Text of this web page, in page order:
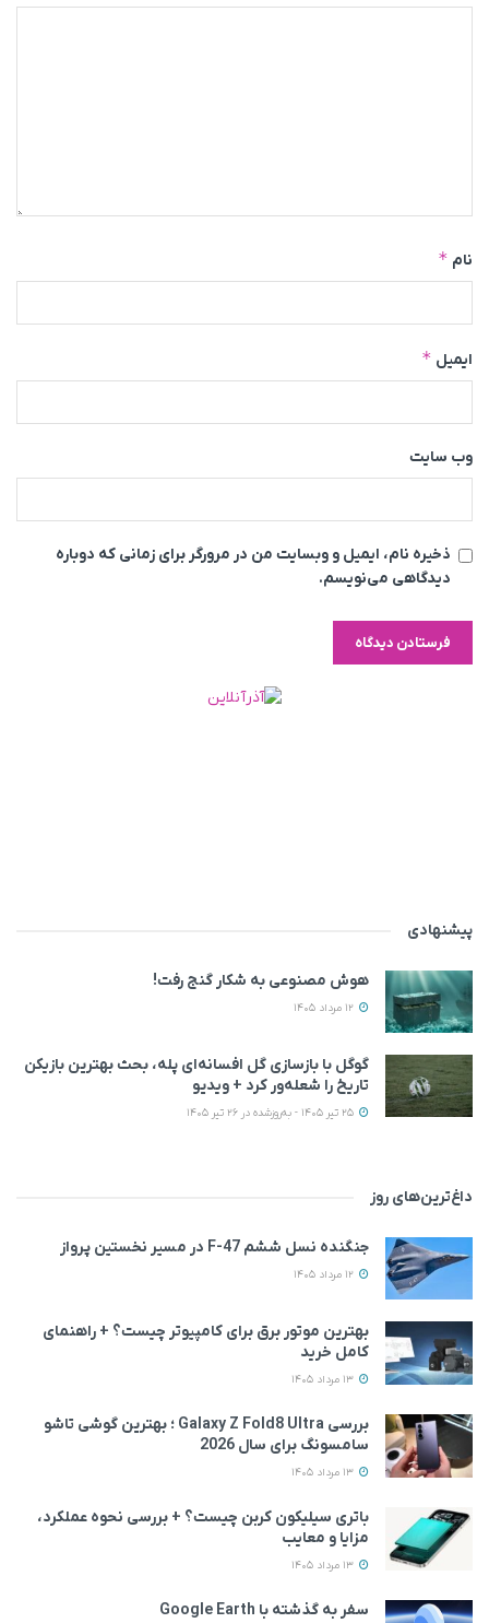
نام *
ایمیل *
وب‌ سایت
ذخیره نام، ایمیل و وبسایت من در مرورگر برای زمانی که دوباره
دیدگاهی می‌نویسم.
پیشنهادی
هوش مصنوعی به شکار گنج رفت!
گوگل با بازسازی گل افسانه‌ای پله، بحث بهترین بازیکن
تاریخ را شعله‌ور کرد + ویدیو
داغ‌ترین‌های روز
جنگنده نسل ششم F-47 در مسیر نخستین پرواز
بهترین موتور برق برای کامپیوتر چیست؟ + راهنمای
کامل خرید
بررسی Galaxy Z Fold8 Ultra ؛ بهترین گوشی تاشو
سامسونگ برای سال 2026
باتری سیلیکون کربن چیست؟ + بررسی نحوه عملکرد،
مزایا و معایب
سفر به گذشته با Google Earth